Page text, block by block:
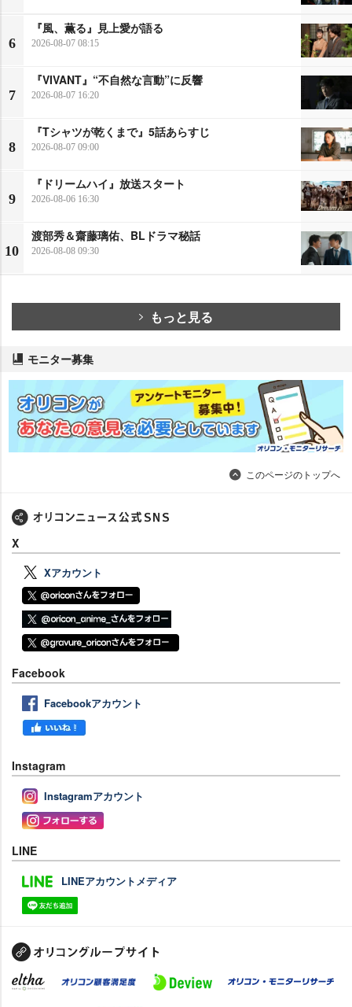
6
『風、薫る』見上愛が語る
2026-08-07 08:15
7
『VIVANT』“不自然な言動”に反響
2026-08-07 16:20
8
『Tシャツが乾くまで』5話あらすじ
2026-08-07 09:00
9
『ドリームハイ』放送スタート
2026-08-06 16:30
10
渡部秀＆齋藤璃佑、BLドラマ秘話
2026-08-08 09:30
もっと見る
モニター募集
このページのトップへ
X
Xアカウント
Facebook
Facebookアカウント
Instagram
Instagramアカウント
LINE
LINEアカウントメディア